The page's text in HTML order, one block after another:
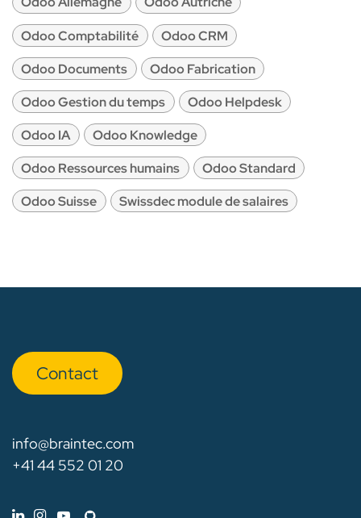
Odoo Comptabilité
Odoo CRM
Odoo Documents
Odoo Fabrication
Odoo Gestion du temps
Odoo Helpdesk
Odoo IA
Odoo Knowledge
Odoo Ressources humains
Odoo Standard
Odoo Suisse
Swissdec module de salaires
Con​​​​tact
info@braintec.com
+41 44 552 01 20